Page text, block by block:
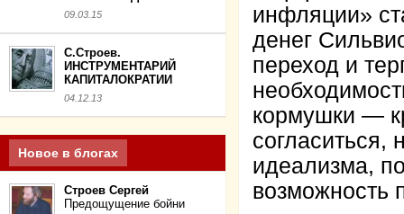
09.03.15
С.Строев.
ИНСТРУМЕНТАРИЙ
КАПИТАЛОКРАТИИ
04.12.13
Новое в блогах
Строев Сергей
Предощущение бойни
инфляции»
денег
переход и
кормушки —
согласиться,
идеализма,
возможность